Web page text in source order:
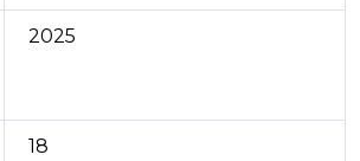
2025
18